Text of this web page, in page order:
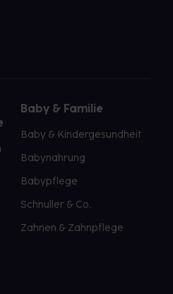
Baby & Familie
Baby & Kindergesundheit
Babynahrung
Babypflege
Schnuller & Co.
Zahnen & Zahnpflege